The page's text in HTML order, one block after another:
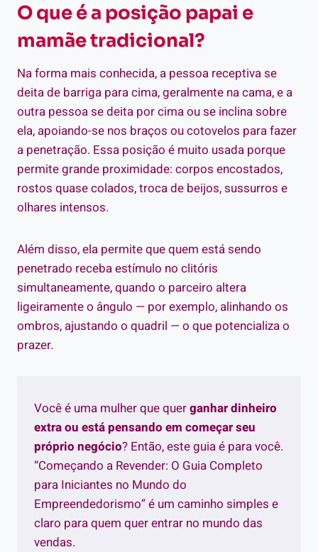
O que é a posição papai e
mamãe tradicional?
Na forma mais conhecida, a pessoa receptiva se
deita de barriga para cima, geralmente na cama, e a
outra pessoa se deita por cima ou se inclina sobre
ela, apoiando-se nos braços ou cotovelos para fazer
a penetração. Essa posição é muito usada porque
permite grande proximidade: corpos encostados,
rostos quase colados, troca de beijos, sussurros e
olhares intensos.
Além disso, ela permite que quem está sendo
penetrado receba estímulo no clitóris
simultaneamente, quando o parceiro altera
ligeiramente o ângulo — por exemplo, alinhando os
ombros, ajustando o quadril — o que potencializa o
prazer.
Você é uma mulher que querganhar dinheiro
extra ou está pensando em começar seu
próprio negócio? Então, este guia é para você.
“Começando a Revender: O Guia Completo
para Iniciantes no Mundo do
Empreendedorismo” é um caminho simples e
claro para quem quer entrar no mundo das
vendas.